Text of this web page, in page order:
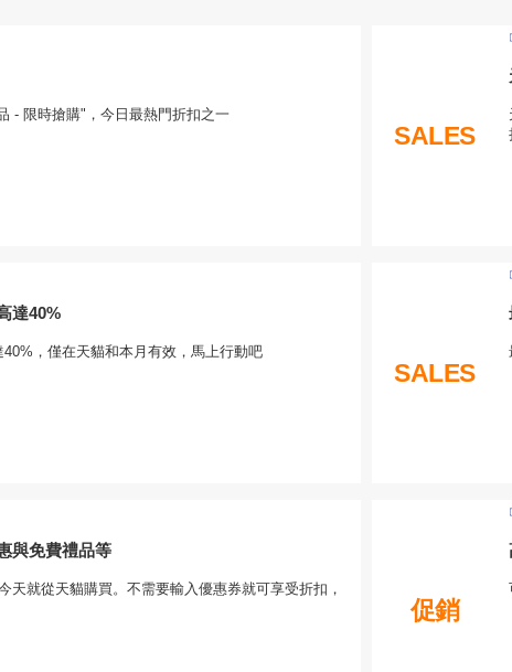
- 限時搶購"，今日最熱門折扣之一
SALES
達40%
，僅在天貓和本月有效，馬上行動吧
SALES
與免費禮品等
天就從天貓購買。不需要輸入優惠券就可享受折扣，
促銷